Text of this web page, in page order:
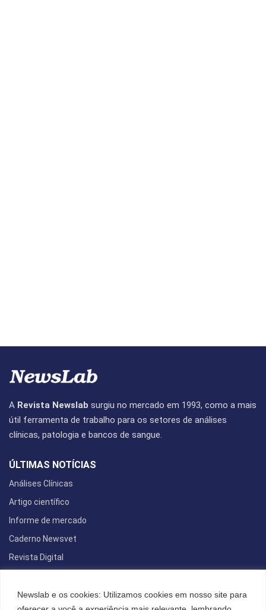
Newslab e os cookies: Utilizamos cookies em nosso site para
A Revista Newslab surgiu no mercado em 1993, como a mais
útil ferramenta de trabalho para os setores de análises
clínicas, patologia e bancos de sangue.
ÚLTIMAS NOTÍCIAS
Análises Clínicas
Artigo científico
Informe de mercado
Caderno Newsvet
Revista Digital